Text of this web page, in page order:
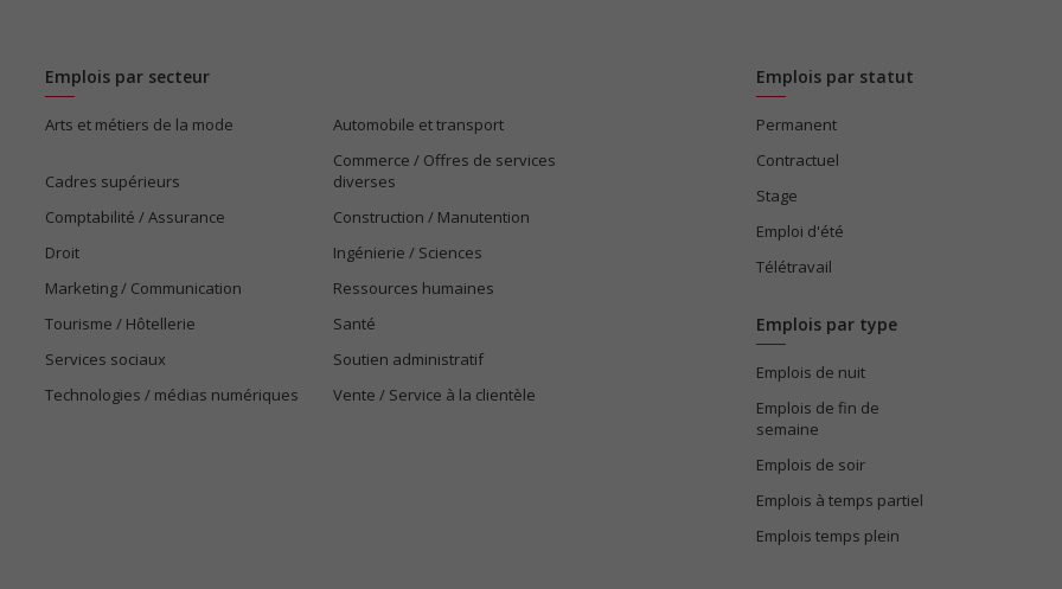
Emplois par secteur
Arts et métiers de la mode Automobile et transport
Cadres supérieurs
Commerce / Offres de services
diverses
Comptabilité / Assurance
Construction / Manutention
Droit
Ingénierie / Sciences
Marketing / Communication
Ressources humaines
Tourisme / Hôtellerie
Santé
Services sociaux
Soutien administratif
Technologies / médias numériques
Vente / Service à la clientèle
Emplois par statut
Permanent
Contractuel
Stage
Emploi d'été
Télétravail
Emplois par type
Emplois de nuit
Emplois de fin de
semaine
Emplois de soir
Emplois à temps partiel
Emplois temps plein